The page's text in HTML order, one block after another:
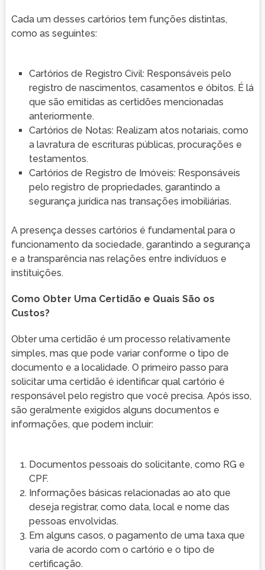
Cada um desses cartórios tem funções distintas,
como as seguintes:
Cartórios de Registro Civil: Responsáveis pelo
registro de nascimentos, casamentos e óbitos. É lá
que são emitidas as certidões mencionadas
anteriormente.
Cartórios de Notas: Realizam atos notariais, como
a lavratura de escrituras públicas, procurações e
testamentos.
Cartórios de Registro de Imóveis: Responsáveis
pelo registro de propriedades, garantindo a
segurança jurídica nas transações imobiliárias.
A presença desses cartórios é fundamental para o
funcionamento da sociedade, garantindo a segurança
e a transparência nas relações entre indivíduos e
instituições.
Como Obter Uma Certidão e Quais São os
Custos?
Obter uma certidão é um processo relativamente
simples, mas que pode variar conforme o tipo de
documento e a localidade. O primeiro passo para
solicitar uma certidão é identificar qual cartório é
responsável pelo registro que você precisa. Após isso,
são geralmente exigidos alguns documentos e
informações, que podem incluir:
Documentos pessoais do solicitante, como RG e
CPF.
Informações básicas relacionadas ao ato que
deseja registrar, como data, local e nome das
pessoas envolvidas.
Em alguns casos, o pagamento de uma taxa que
varia de acordo com o cartório e o tipo de
certificação.